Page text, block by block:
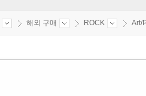
해외 구매 ROCK Art/